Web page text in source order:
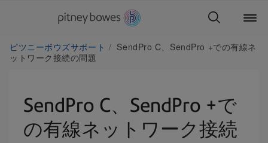
ピツニーボウズサポート
SendPro C、SendPro +での有線ネ
ットワーク接続の問題
SendPro C、SendPro +で
の有線ネットワーク接続